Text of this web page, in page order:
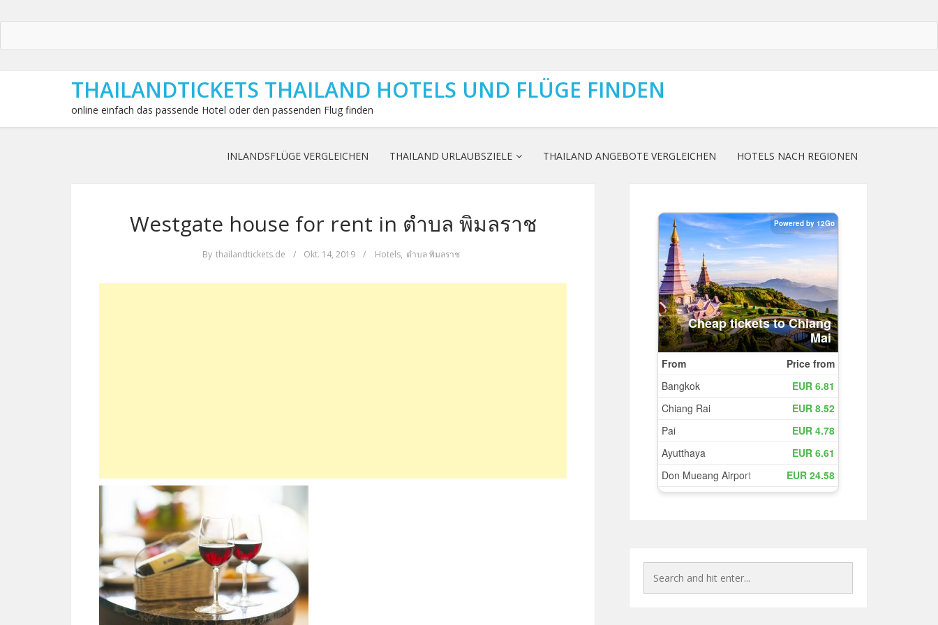
THAILANDTICKETS THAILAND HOTELS UND FLÜGE FINDEN
online einfach das passende Hotel oder den passenden Flug finden
INLANDSFLÜGE VERGLEICHEN THAILAND URLAUBSZIELE THAILAND ANGEBOTE VERGLEICHEN HOTELS NACH REGIONEN
Westgate house for rent in ตำบล พิมลราช
By thailandtickets.de / Okt. 14, 2019 / Hotels, ตำบล พิมลราช